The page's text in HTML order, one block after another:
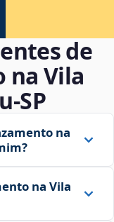
de
na Vila
na
na Vila